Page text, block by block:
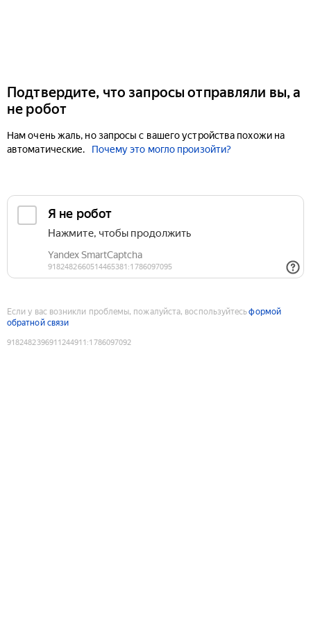
Подтвердите, что запросы отправляли вы, а
не робот
Нам очень жаль, но запросы с вашего устройства похожи на
автоматические.
Почему это могло произойти?
Если у вас возникли проблемы, пожалуйста, воспользуйтесьформой
обратной связи
9182482396911244911 :1786097092